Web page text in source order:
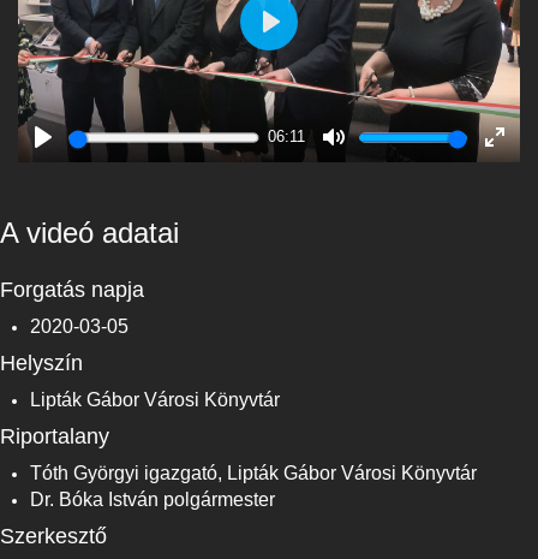
Play
06:11
Mute
Enter
Play
A videó adatai
Forgatás napja
2020-03-05
Helyszín
Lipták Gábor Városi Könyvtár
Riportalany
Tóth Györgyi igazgató, Lipták Gábor Városi Könyvtár
Dr. Bóka István polgármester
Szerkesztő